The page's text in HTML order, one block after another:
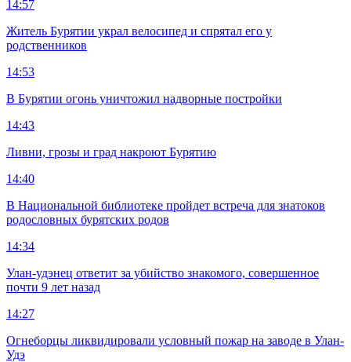
14:57
Житель Бурятии украл велосипед и спрятал его у
родственников
14:53
В Бурятии огонь уничтожил надворные постройки
14:43
Ливни, грозы и град накроют Бурятию
14:40
В Национальной библиотеке пройдет встреча для знатоков
родословных бурятских родов
14:34
Улан-удэнец ответит за убийство знакомого, совершенное
почти 9 лет назад
14:27
Огнеборцы ликвидировали условный пожар на заводе в Улан-
Удэ